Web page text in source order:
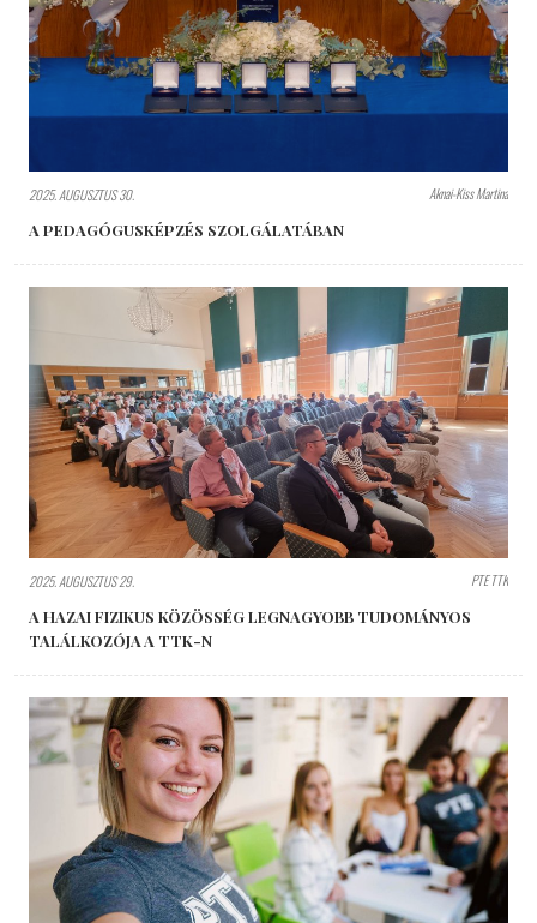
2025. AUGUSZTUS 30. Aknai-Kiss Martina
A PEDAGÓGUSKÉPZÉS SZOLGÁLATÁBAN
2025. AUGUSZTUS 29. PTE TTK
A HAZAI FIZIKUS KÖZÖSSÉG LEGNAGYOBB TUDOMÁNYOS
TALÁLKOZÓJA A TTK-N